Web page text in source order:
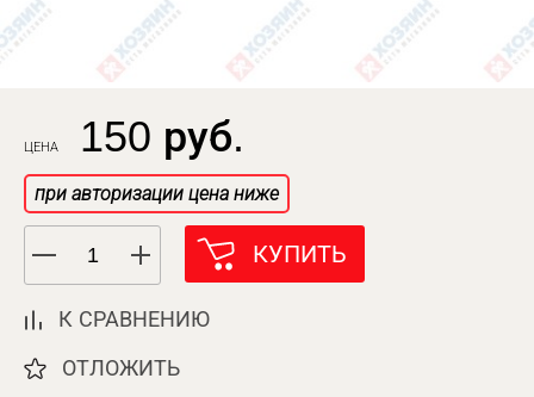
ЦЕНА 150 руб.
при авторизации цена ниже
КУПИТЬ
К СРАВНЕНИЮ
ОТЛОЖИТЬ